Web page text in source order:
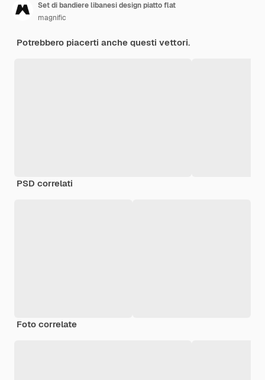
Set di bandiere libanesi design piatto flat
magnific
Potrebbero piacerti anche questi vettori.
PSD correlati
Foto correlate